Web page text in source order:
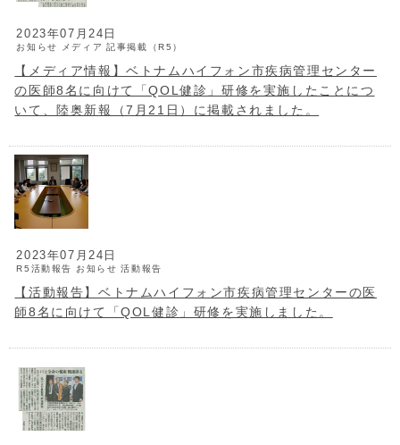
2023年07月24日
お知らせ メディア 記事掲載（R5）
【メディア情報】ベトナムハイフォン市疾病管理センター
の医師8名に向けて「QOL健診」研修を実施したことにつ
いて、陸奥新報（7月21日）に掲載されました。
2023年07月24日
R5活動報告 お知らせ 活動報告
【活動報告】ベトナムハイフォン市疾病管理センターの医
師8名に向けて「QOL健診」研修を実施しました。